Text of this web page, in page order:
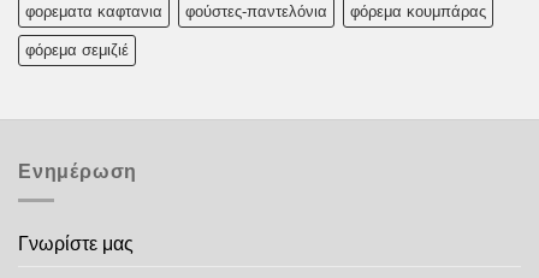
φορεματα καφτανια φούστες-παντελόνια φόρεμα κουμπάρας
φόρεμα σεμιζιέ
Ενημέρωση
Γνωρίστε μας